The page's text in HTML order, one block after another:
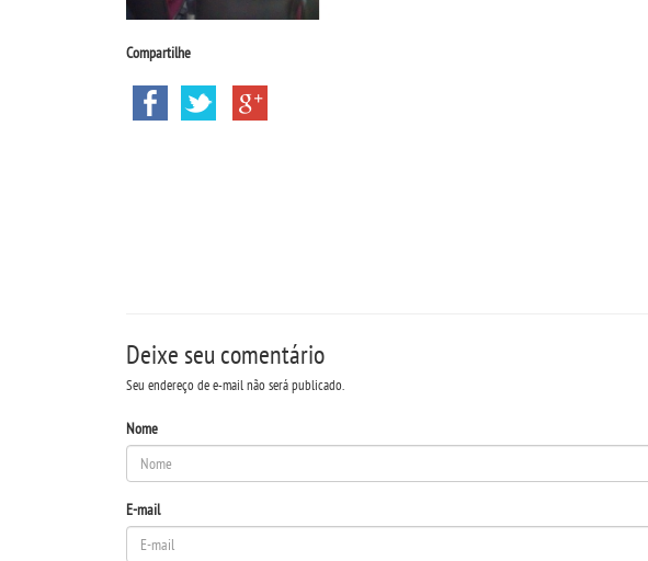
Compartilhe
Deixe seu comentário
Seu endereço de e-mail não será publicado.
Nome
E-mail